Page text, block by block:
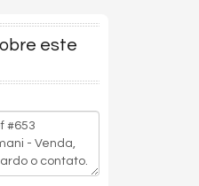
este